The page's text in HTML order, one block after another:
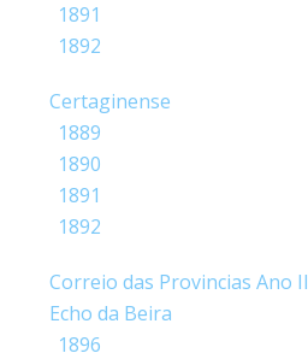
1891
1892
Certaginense
1889
1890
1891
1892
Correio das Provincias Ano II
Echo da Beira
1896